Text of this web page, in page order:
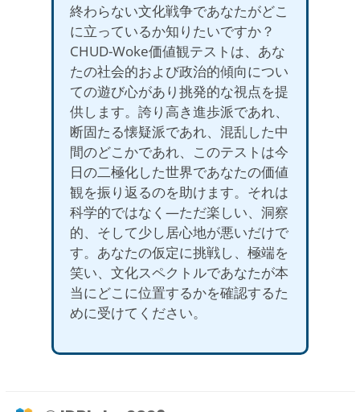
終わらない文化戦争であなたがどこ
に立っているか知りたいですか？
CHUD-Woke価値観テストは、あな
たの社会的および政治的傾向につい
ての遊び心があり挑発的な視点を提
供します。誇り高き進歩派であれ、
断固たる懐疑派であれ、混乱した中
間のどこかであれ、このテストは今
日の二極化した世界であなたの価値
観を振り返るのを助けます。それは
科学的ではなく—ただ楽しい、洞察
的、そして少し居心地が悪いだけで
す。あなたの仮定に挑戦し、極端を
笑い、文化スペクトルであなたが本
当にどこに位置するかを確認するた
めに受けてください。